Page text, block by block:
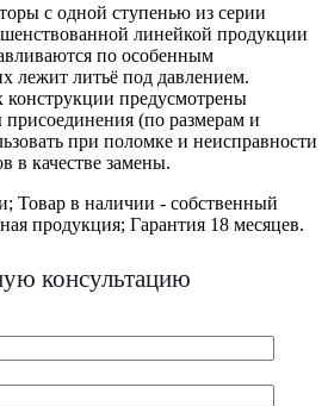
с одной ступенью из серии
линейкой продукции
по особенным
лежит литьё под давлением.
конструкции предусмотрены
(по размерам и
при поломке и неисправности
в качестве замены.
Товар в наличии - собственный
продукция; Гарантия 18 месяцев.
консультацию